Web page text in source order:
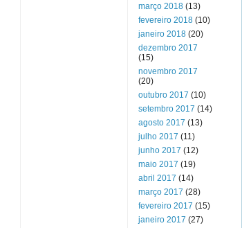
março 2018 (13)
fevereiro 2018 (10)
janeiro 2018 (20)
dezembro 2017
(15)
novembro 2017
(20)
outubro 2017 (10)
setembro 2017 (14)
agosto 2017 (13)
julho 2017 (11)
junho 2017 (12)
maio 2017 (19)
abril 2017 (14)
março 2017 (28)
fevereiro 2017 (15)
janeiro 2017 (27)